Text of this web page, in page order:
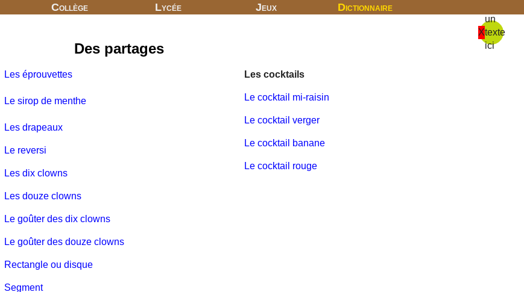
Collège Lycée Jeux Dictionnaire
X
un
texte
ici
Des partages
Les éprouvettes
Le sirop de menthe
Les drapeaux
Le reversi
Les dix clowns
Les douze clowns
Le goûter des dix clowns
Le goûter des douze clowns
Rectangle ou disque
Segment
Les cocktails
Le cocktail mi-raisin
Le cocktail verger
Le cocktail banane
Le cocktail rouge